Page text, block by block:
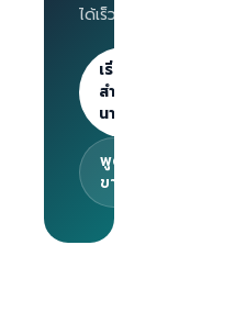
ได้เร็วขึ้น
เริ่มต้น
สำหรับ
นายจ้าง
พูดคุยกับทีม
ขาย